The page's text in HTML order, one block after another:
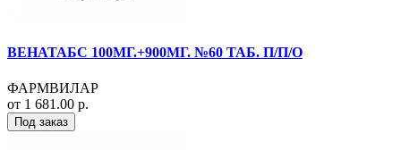
ВЕНАТАБС 100МГ.+900МГ. №60 ТАБ. П/П/О
ФАРМВИЛАР
от 1 681.00 р.
Под заказ